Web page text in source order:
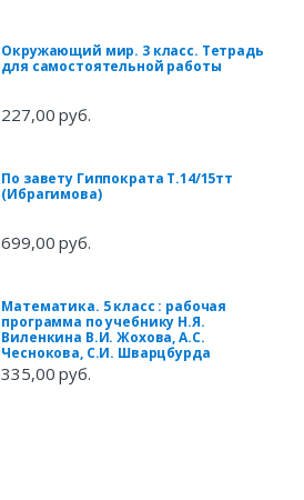
Окружающий мир. 3 класс. Тетрадь
для самостоятельной работы
227,00 руб.
По завету Гиппократа Т.14/15тт
(Ибрагимова)
699,00 руб.
Математика. 5 класс : рабочая
программа по учебнику Н.Я.
Виленкина В.И. Жохова, А.С.
Чеснокова, С.И. Шварцбурда
335,00 руб.